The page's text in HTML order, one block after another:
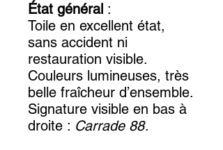
État général :
Toile en excellent état,
sans accident ni
restauration visible.
Couleurs lumineuses, très
belle fraîcheur d’ensemble.
Signature visible en bas à
droite : Carrade 88.